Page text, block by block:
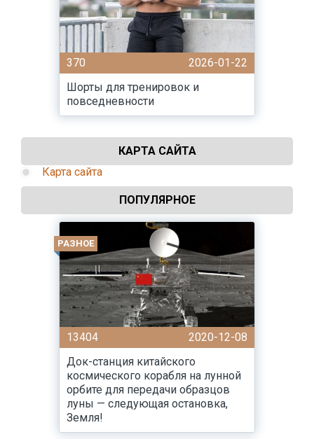
370
2026-01-22
Шорты для тренировок и
повседневности
КАРТА САЙТА
Карта сайта
ПОПУЛЯРНОЕ
РАЗНОЕ
13404
2020-12-08
Док-станция китайского
космического корабля на лунной
орбите для передачи образцов
луны — следующая остановка,
Земля!